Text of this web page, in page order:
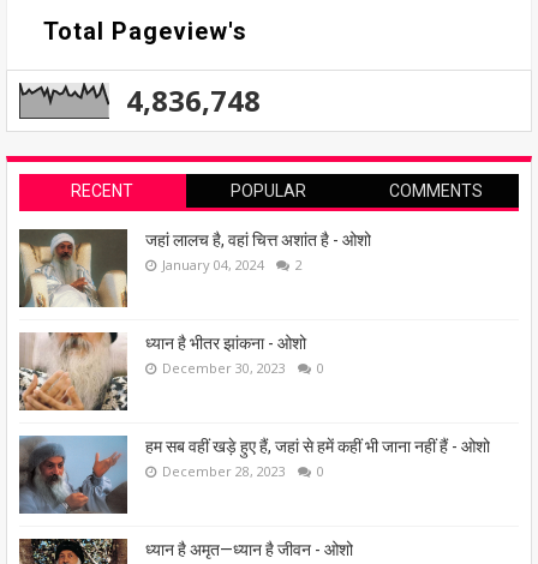
Total Pageview's
4,836,748
RECENT POPULAR COMMENTS
जहां लालच है, वहां चित्त अशांत है - ओशो
January 04, 2024 2
ध्यान है भीतर झांकना - ओशो
December 30, 2023 0
हम सब वहीं खड़े हुए हैं, जहां से हमें कहीं भी जाना नहीं हैं - ओशो
December 28, 2023 0
ध्यान है अमृत—ध्यान है जीवन - ओशो